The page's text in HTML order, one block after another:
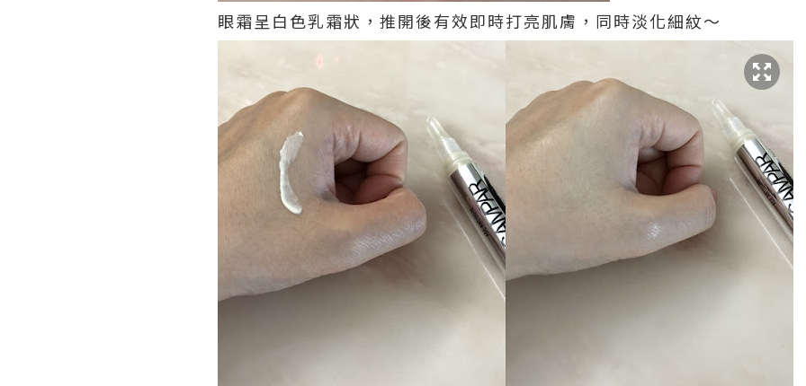
眼霜呈白色乳霜狀，推開後有效即時打亮肌膚，同時淡化細紋～